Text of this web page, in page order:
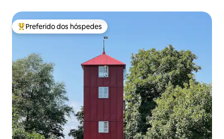
Entre os melhores preferidos dos hóspedes
Preferido dos hóspedes